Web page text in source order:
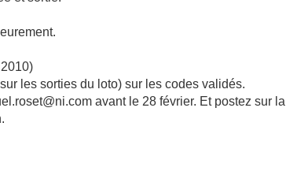
les sorties du loto) sur les codes validés.
avant le 28 février. Et postez sur la